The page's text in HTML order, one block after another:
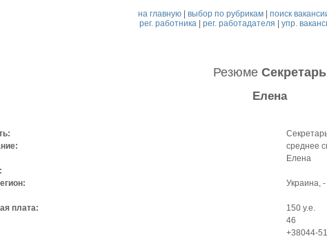
на главную| выбор по рубрикам| поиск
рег. работника |рег. работадателя |упр.
РезюмеСекретарь
Елена
среднее
Елена
Украина, -
плата:
150 у.е.
46
+38044-